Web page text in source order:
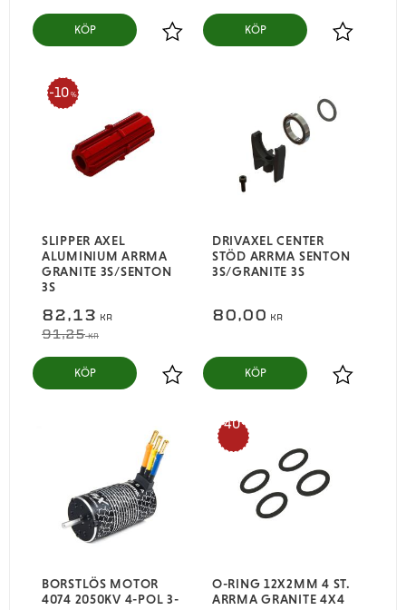
Lägg till i favoriter
KÖP
Lägg till i
KÖP
SLIPPER AXEL
ALUMINIUM ARRMA
GRANITE 3S/SENTON
3S
82,13 KR
91,25KR
10 %
Lägg till i favoriter
KÖP
DRIVAXEL CENTER
STÖD ARRMA SENTON
3S/GRANITE 3S
80,00 KR
Lägg till i
KÖP
BORSTLÖS MOTOR
4074 2050KV 4-POL 3-
O-RING 12X2MM 4 ST.
ARRMA GRANITE 4X4
40
%